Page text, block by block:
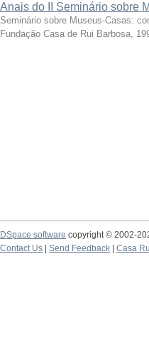
Anais do II Seminário sobre
Seminário sobre Museus-Casas:
Fundação Casa de Rui Barbosa,
DSpace software copyright © 2002-
Contact Us
Send Feedback Casa